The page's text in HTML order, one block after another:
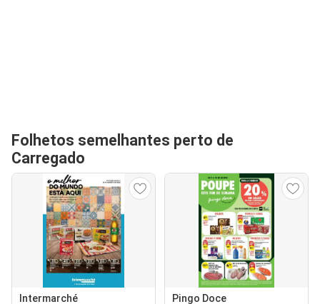
Folhetos semelhantes perto de
Carregado
Intermarché Pingo Doce